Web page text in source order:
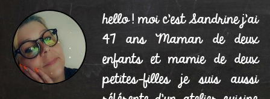
hello ! moi c'est Sandrine j'ai
47 ans Maman de deux
enfants et mamie de deux
petites-filles je suis aussi